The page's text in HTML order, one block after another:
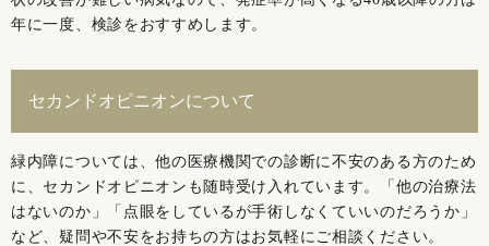
年に一度、検診をおすすめします。
セカンドオピニオンについて
緑内障については、他の医療機関での診断に不安のある方のため
に、セカンドオピニオンも随時受け入れています。「他の治療法
はないのか」「点眼をしているが手術しなくていいのだろうか」
など、疑問や不安をお持ちの方はお気軽にご相談ください。